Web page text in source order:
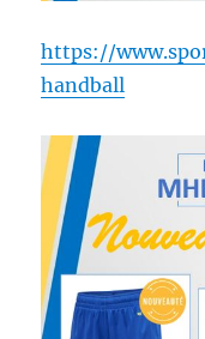
https://
handball